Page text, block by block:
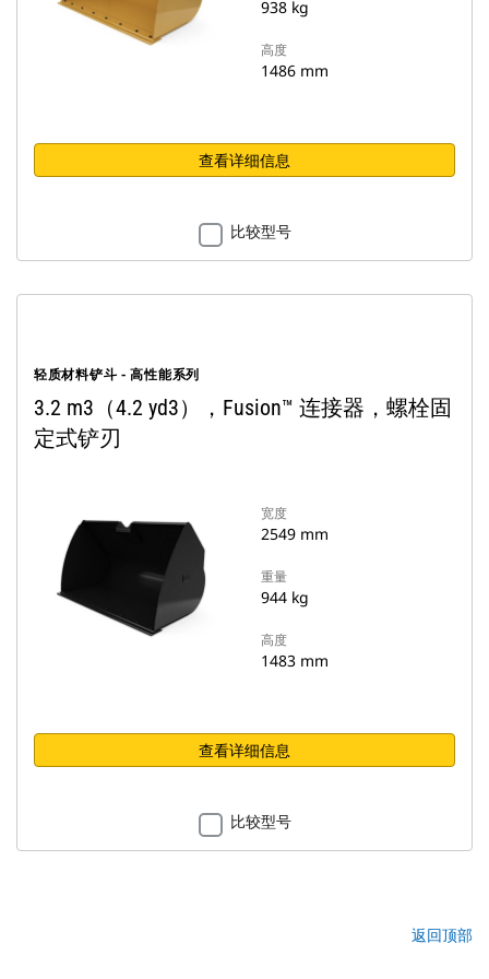
938 kg
高度
1486 mm
查看详细信息
比较型号
轻质材料铲斗 - 高性能系列
3.2 m3（4.2 yd3），Fusion™ 连接器，螺栓固
定式铲刃
宽度
2549 mm
重量
944 kg
高度
1483 mm
查看详细信息
比较型号
返回顶部